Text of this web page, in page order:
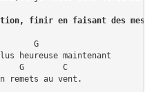
finir en faisant des
G
heureuse maintenant
G        C